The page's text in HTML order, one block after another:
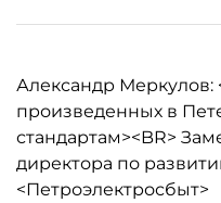
Александр Меркулов:
произведенных в
стандартам><BR>
директора по
<Петроэлектросбыт>